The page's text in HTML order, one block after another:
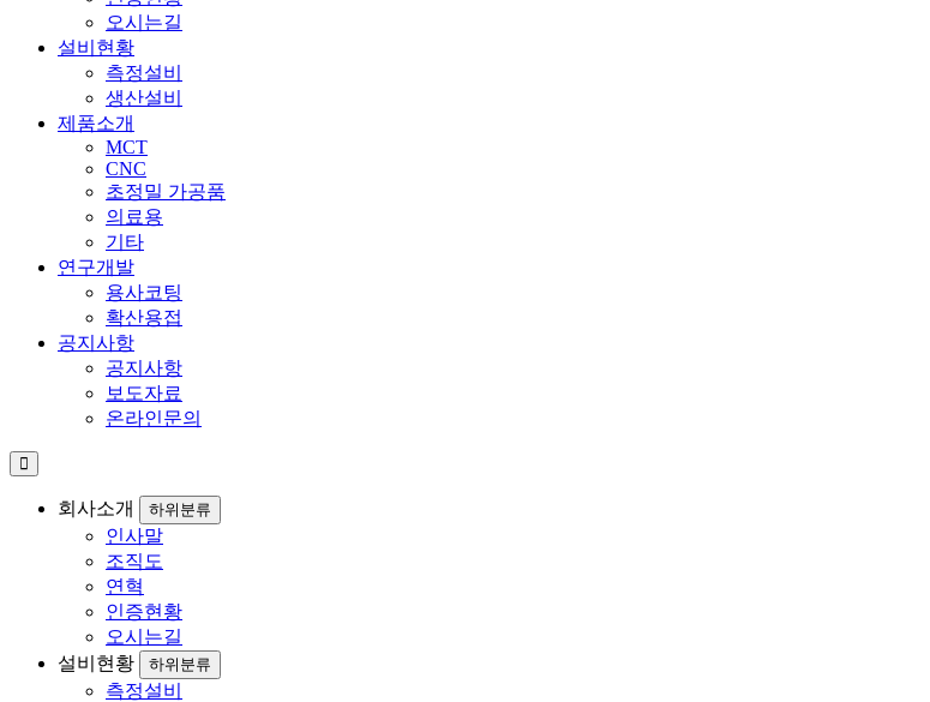
오시는길
설비현황
측정설비
생산설비
제품소개
MCT
CNC
초정밀 가공품
의료용
기타
연구개발
용사코팅
확산용접
공지사항
공지사항
보도자료
온라인문의
회사소개 하위분류
인사말
조직도
연혁
인증현황
오시는길
설비현황
하위분류
측정설비